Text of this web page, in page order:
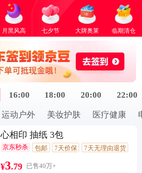
月黑风高 七夕节 大牌奥莱 临期清仓
16:00 18:00 20:00 22:00
运动户外 美妆护肤 医疗健康
心相印 抽纸 3包
京东秒杀 包邮 7天价保
7天无理由退货
¥3.79 已售40万+